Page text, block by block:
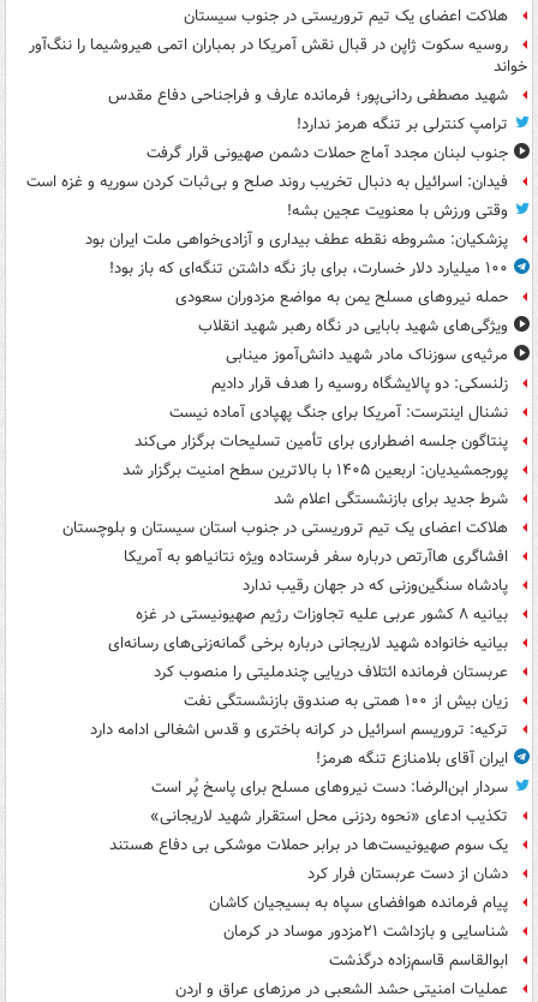
هلاکت اعضای یک تیم تروریستی در جنوب سیستان
روسیه سکوت ژاپن در قبال نقش آمریکا در بمباران اتمی هیروشیما را ننگ‌آور
خواند
شهید مصطفی ردانی‌پور؛ فرمانده عارف و فراجناحی دفاع مقدس
ترامپ کنترلی بر تنگه هرمز ندارد!
جنوب لبنان مجدد آماج حملات دشمن صهیونی قرار گرفت
فیدان: اسرائیل به دنبال تخریب روند صلح و بی‌ثبات کردن سوریه و غزه است
وقتی ورزش با معنویت عجین بشه!
پزشکیان: مشروطه نقطه عطف بیداری و آزادی‌خواهی ملت ایران بود
۱۰۰ میلیارد دلار خسارت، برای باز نگه داشتن تنگه‌ای که باز بود!
حمله نیروهای مسلح یمن به مواضع مزدوران سعودی
ویژگی‌های شهید بابایی در نگاه رهبر شهید انقلاب
مرثیه‌ی سوزناک مادر شهید دانش‌آموز مینابی
زلنسکی: دو پالایشگاه روسیه را هدف قرار دادیم
نشنال اینترست: آمریکا برای جنگ پهپادی آماده نیست
پنتاگون جلسه اضطراری برای تأمین تسلیحات برگزار می‌کند
پورجمشیدیان: اربعین ۱۴۰۵ با بالاترین سطح امنیت برگزار شد
شرط جدید برای بازنشستگی اعلام شد
هلاکت اعضای یک تیم تروریستی در جنوب استان سیستان و بلوچستان
افشاگری هاآرتص درباره سفر فرستاده ویژه نتانیاهو به آمریکا
پادشاه سنگین‌وزنی که در جهان رقیب ندارد
بیانیه ۸ کشور عربی علیه تجاوزات رژیم صهیونیستی در غزه
بیانیه خانواده شهید لاریجانی درباره برخی گمانه‌زنی‌های رسانه‌ای
عربستان فرمانده ائتلاف دریایی چندملیتی را منصوب کرد
زیان بیش از ۱۰۰ همتی به صندوق‌ بازنشستگی نفت
ترکیه: تروریسم اسرائیل در کرانه باختری و قدس اشغالی ادامه دارد
ایران آقای بلامنازع تنگه هرمز!
سردار ابن‌الرضا: دست نیروهای مسلح برای پاسخ پُر است
تکذیب ادعای «نحوه ردزنی محل استقرار شهید لاریجانی»
یک‌ سوم صهیونیست‌ها در برابر حملات موشکی بی دفاع هستند
دشان از دست عربستان فرار کرد
پیام فرمانده هوافضای سپاه به بسیجیان کاشان
شناسایی و بازداشت ۲۱مزدور موساد در کرمان
ابوالقاسم قاسم‌زاده درگذشت
عملیات امنیتی حشد الشعبی در مرزهای عراق و اردن